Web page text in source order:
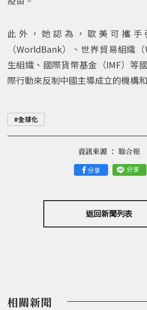
此外，她認為，歐美可攜手
（WorldBank）、世界貿易組織
生組織、國際貨幣基金（IMF）等
際行動來反制中國主導成立的機構
全球化
分享 分享
資訊來源 ： 聯合報
返回新聞列表
相關新聞